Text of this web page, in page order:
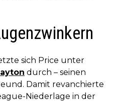
sich Price unter
durch – seinen
Damit revanchierte
Niederlage in der